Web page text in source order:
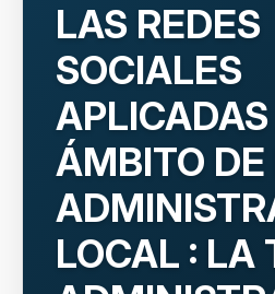
LAS REDES
SOCIALES
ÁMBITO
LOCAL : LA